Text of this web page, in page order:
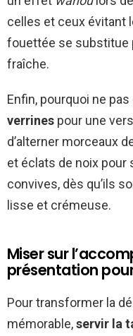
celles et ceux évitant
fouettée se substitue
fraîche.
Enfin, pourquoi ne
verrines pour une
d’alterner morceaux
et éclats de noix
convives, dès qu’ils
lisse et crémeuse.
Miser sur
présentation
Pour transformer la
mémorable,servir la